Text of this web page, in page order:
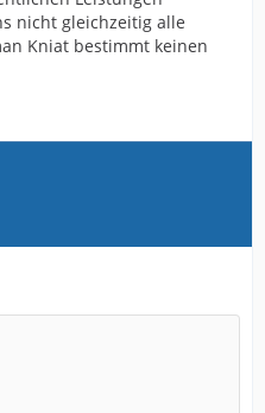
nicht gleichzeitig alle
Kniat bestimmt keinen